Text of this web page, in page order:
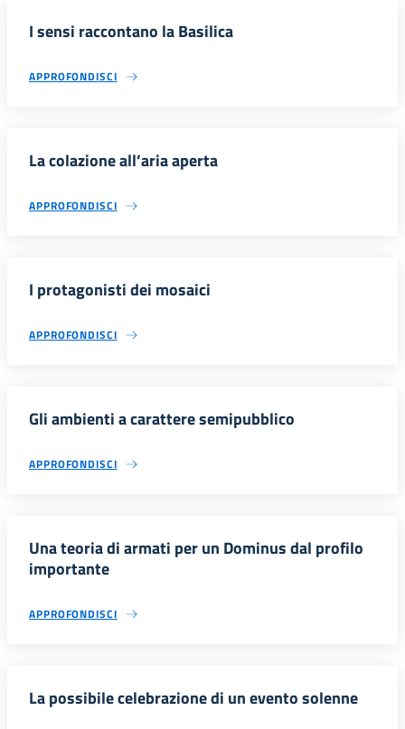
I sensi raccontano la Basilica
APPROFONDISCI
La colazione all’aria aperta
APPROFONDISCI
I protagonisti dei mosaici
APPROFONDISCI
Gli ambienti a carattere semipubblico
APPROFONDISCI
Una teoria di armati per un Dominus dal profilo
importante
APPROFONDISCI
La possibile celebrazione di un evento solenne